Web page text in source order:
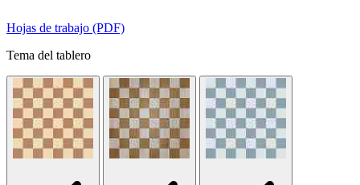
Hojas de trabajo (PDF)
Tema del tablero